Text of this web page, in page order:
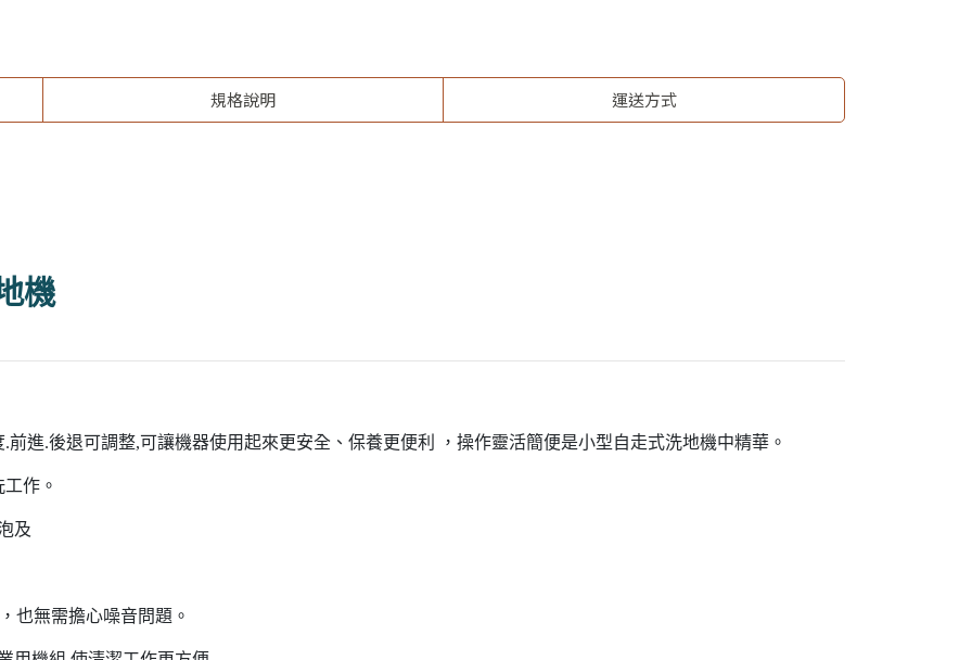
規格說明 運送方式
機
進.後退可調整,可讓機器使用起來更安全、保養更便利 ，操作靈活簡便是小型自走式洗地機中精華。
作。
及
也無需擔心噪音問題。